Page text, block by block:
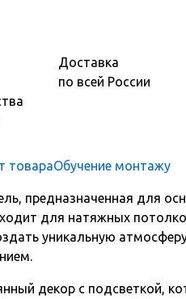
Доставка
по всей России
товараОбучение монтажу
предназначенная для
для натяжных
уникальную
декор с подсветкой,